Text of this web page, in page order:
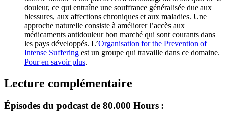
douleur, ce qui entraîne une souffrance généralisée due aux
blessures, aux affections chroniques et aux maladies. Une
approche naturelle consiste à améliorer l’accès aux
médicaments antidouleur bon marché qui sont courants dans
les pays développés. L’Organisation for the Prevention of
Intense Suffering est un groupe qui travaille dans ce domaine.
Pour en savoir plus.
Lecture complémentaire
Épisodes du podcast de 80.000 Hours :